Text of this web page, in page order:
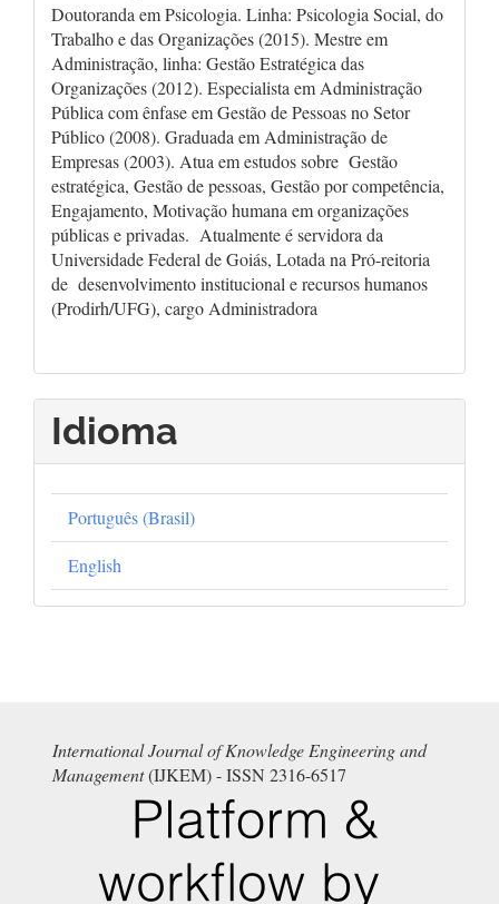
Doutoranda em Psicologia. Linha: Psicologia Social, do
Trabalho e das Organizações (2015). Mestre em
Administração, linha: Gestão Estratégica das
Organizações (2012). Especialista em Administração
Pública com ênfase em Gestão de Pessoas no Setor
Público (2008). Graduada em Administração de
Empresas (2003). Atua em estudos sobre Gestão
estratégica, Gestão de pessoas, Gestão por competência,
Engajamento, Motivação humana em organizações
públicas e privadas. Atualmente é servidora da
Universidade Federal de Goiás, Lotada na Pró-reitoria
de desenvolvimento institucional e recursos humanos
(Prodirh/UFG), cargo Administradora
Idioma
Português (Brasil)
English
International Journal of Knowledge Engineering and
Management(IJKEM) - ISSN 2316-6517